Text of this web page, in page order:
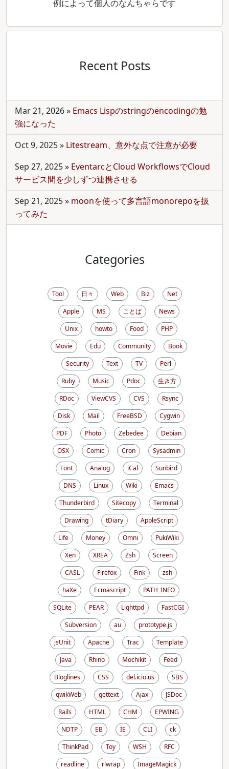
例によって個人のなんちゃらです
Recent Posts
Mar 21, 2026» Emacs Lispのstringのencodingの勉
強になった
Oct 9, 2025» Litestream、意外な点で注意が必要
Sep 27, 2025» EventarcとCloud WorkflowsでCloud
サービス間を少しずつ連携させる
Sep 21, 2025» moonを使って多言語monorepoを扱
ってみた
Categories
Tool 日々 Web Biz
Net
Apple
MS ことば
News
Unix
howto Food
PHP
Movie
Edu Community
Book
Security
Text TV
Perl
Ruby
Music Pdoc
生き方
RDoc
ViewCVS CVS
Rsync
Disk
Mail FreeBSD
Cygwin
PDF
Photo Zebedee
Debian
OSX
Comic Cron
Sysadmin
Font
Analog iCal
Sunbird
DNS
Linux Wiki
Emacs
Thunderbird
Sitecopy
Terminal
Drawing
tDiary
AppleScript
Life
Money Omni
PukiWiki
Xen
XREA Zsh
Screen
CASL
Firefox Fink
zsh
haXe
Ecmascript
PATH_INFO
SQLite
PEAR Lighttpd
FastCGI
Subversion
au
prototype.js
jsUnit
Apache Trac
Template
Java
Rhino Mochikit
Feed
Bloglines
CSS del.icio.us
SBS
qwikWeb
gettext Ajax
JSDoc
Rails
HTML CHM
EPWING
NDTP
EB IE CLI
ck
ThinkPad
Toy WSH
RFC
readline
rlwrap
ImageMagick